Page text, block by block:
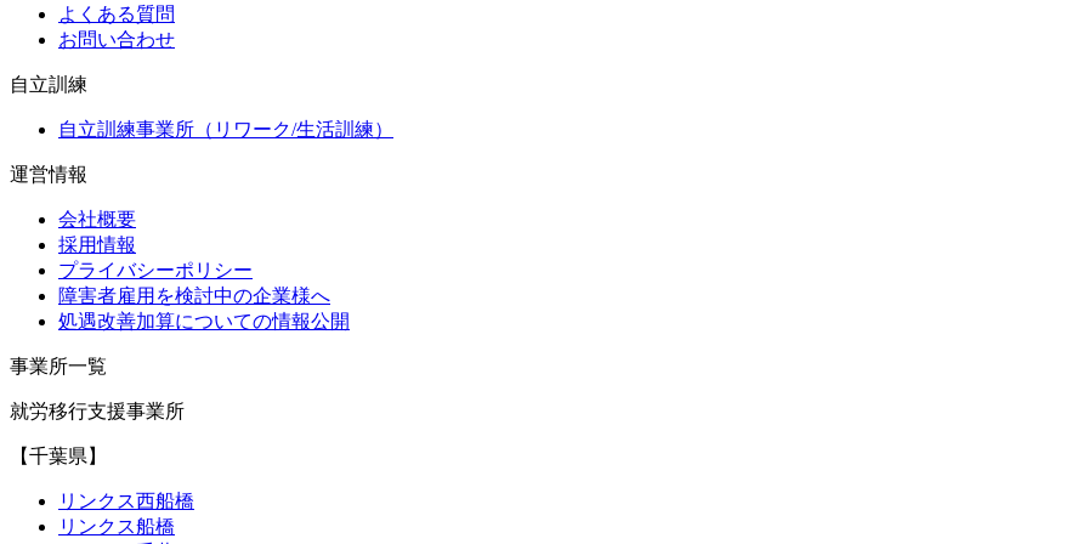
よくある質問
お問い合わせ
自立訓練
自立訓練事業所（リワーク/生活訓練）
運営情報
会社概要
採用情報
プライバシーポリシー
障害者雇用を検討中の企業様へ
処遇改善加算についての情報公開
事業所一覧
就労移行支援事業所
【千葉県】
リンクス西船橋
リンクス船橋